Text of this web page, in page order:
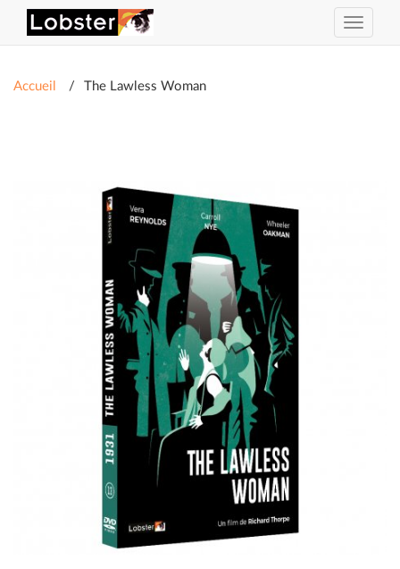
Activer
ou
Accueil The Lawless Woman